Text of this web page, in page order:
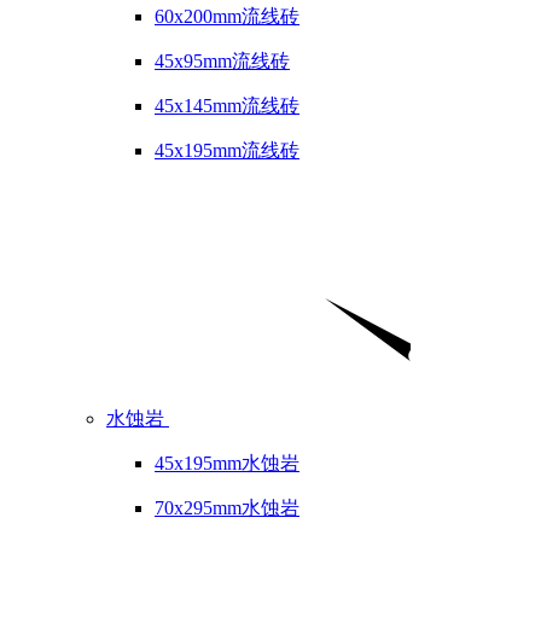
60x200mm流线砖
45x95mm流线砖
45x145mm流线砖
45x195mm流线砖
水蚀岩
45x195mm水蚀岩
70x295mm水蚀岩